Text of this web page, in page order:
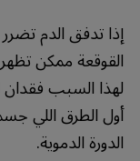
إذا تدفق الدم
القوقعة ممكن
لهذا السبب
أول الطرق اللي
الدورة الدموية.